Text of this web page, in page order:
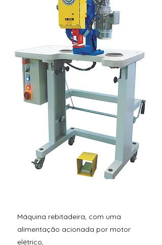
Máquina rebitadeira, com uma
alimentação acionada por motor
elétrico,